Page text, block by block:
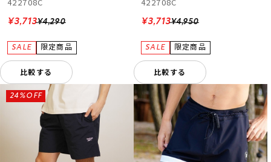
¥4,290
¥3,713
比較する
¥4,950
¥3,713
比較する
24%OFF